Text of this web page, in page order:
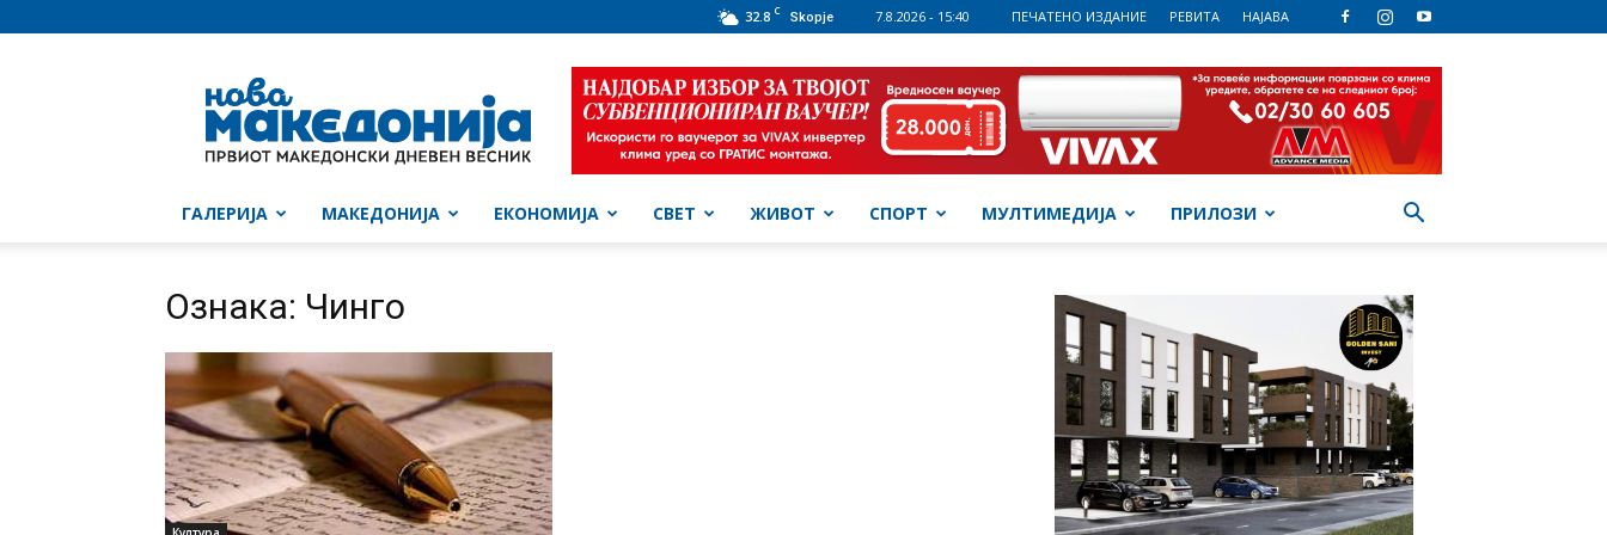
32.8 C Skopje 7.8.2026 - 15:40 ПЕЧАТЕНО ИЗДАНИЕ РЕВИТА НАЈАВА
Македонија
ГАЛЕРИЈА МАКЕДОНИЈА ЕКОНОМИЈА СВЕТ ЖИВОТ СПОРТ МУЛТИМЕДИЈА ПРИЛОЗИ
Ознака: Чинго